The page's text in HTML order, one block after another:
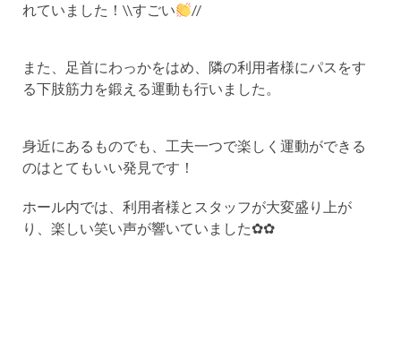
れていました！\\すごい
//
また、足首にわっかをはめ、隣の利用者様にパスをす
る下肢筋力を鍛える運動も行いました。
身近にあるものでも、工夫一つで楽しく運動ができる
のはとてもいい発見です！
ホール内では、利用者様とスタッフが大変盛り上が
り、楽しい笑い声が響いていました✿✿